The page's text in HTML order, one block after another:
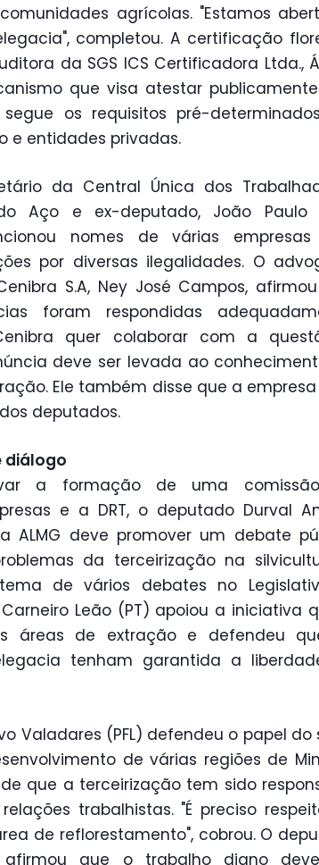
agrícolas. "Estamos
completou. A certificação
da SGS ICS Certificadora Ltda.,
que visa atestar
os requisitos pré-
e entidades privadas.
da Central Única dos
Aço e ex-deputado, João Paulo
nomes de várias
por diversas ilegalidades. O
S.A, Ney José Campos,
foram respondidas
quer colaborar com a
deve ser levada ao
Ele também disse que a
deputados.
diálogo
a formação de uma
e a DRT, o deputado Durval
ALMG deve promover um debate
da terceirização na
de vários debates no
Leão (PT) apoiou a iniciativa
áreas de extração e defendeu
tenham garantida a
Valadares (PFL) defendeu o papel do
de várias regiões de
que a terceirização tem sido
trabalhistas. "É preciso
de reflorestamento", cobrou. O
afirmou que o trabalho digno